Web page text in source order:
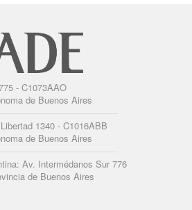
- C1073AAO
de Buenos Aires
1340 - C1016ABB
de Buenos Aires
Av. Intermédanos Sur 776
de Buenos Aires